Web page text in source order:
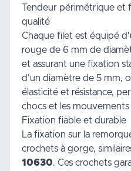
Tendeur périmétrique et
qualité
Chaque filet est équipé
rouge de 6 mm de
et assurant une fixation
d'un diamètre de 5 mm,
élasticité et résistance,
chocs et les
Fixation fiable et durable
La fixation sur la
crochets à gorge,
10630. Ces crochets